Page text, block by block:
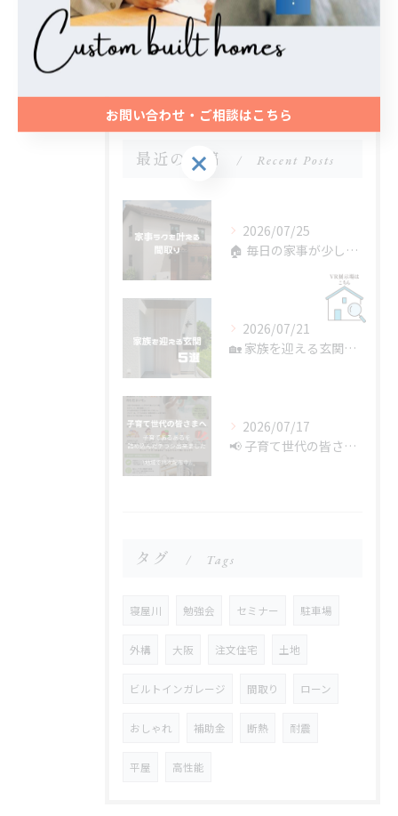
メンテナンス
エクステリア
最近の投稿 Recent Posts
2026/07/25
🏠 毎日の家事が少しラクになる間取り。
2026/07/21
🏡 家族を迎える玄関5選
2026/07/17
📢 子育て世代の皆さまへ
タグ Tags
寝屋川 勉強会 セミナー 駐車場
外構 大阪 注文住宅 土地
ビルトインガレージ 間取り ローン
おしゃれ 補助金 断熱 耐震
平屋 高性能
お問い合わせ・ご相談はこちら
お問い合わせ・ご相談はこちら